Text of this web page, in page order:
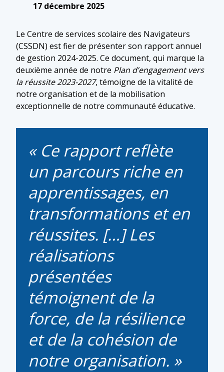
17 décembre 2025
Le Centre de services scolaire des Navigateurs
(CSSDN) est fier de présenter son rapport annuel
de gestion 2024-2025. Ce document, qui marque la
deuxième année de notre Plan d’engagement vers
la réussite 2023-2027, témoigne de la vitalité de
notre organisation et de la mobilisation
exceptionnelle de notre communauté éducative.
Ce rapport reflète
un parcours riche en
apprentissages, en
transformations et en
réussites. […] Les
réalisations
présentées
témoignent de la
force, de la résilience
et de la cohésion de
notre organisation.